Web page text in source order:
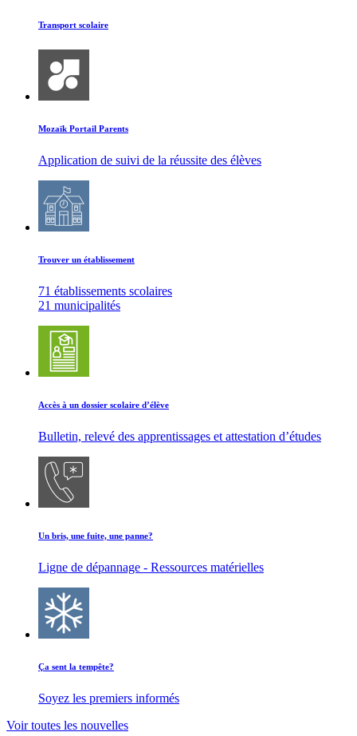
Transport scolaire
Mozaïk Portail Parents
Application de suivi de la réussite des élèves
Trouver un établissement
71 établissements scolaires
21 municipalités
Accès à un dossier scolaire d’élève
Bulletin, relevé des apprentissages et attestation d’études
Un bris, une fuite, une panne?
Ligne de dépannage - Ressources matérielles
Ça sent la tempête?
Soyez les premiers informés
Voir toutes les nouvelles